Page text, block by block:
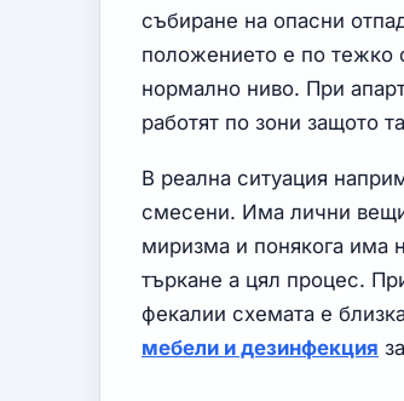
събиране на опасни
положението е по тежко
нормално ниво. При
работят по зони защото
В реална ситуация
смесени. Има лични
миризма и понякога има
търкане а цял процес.
фекалии схемата е
мебели и дезинфекция